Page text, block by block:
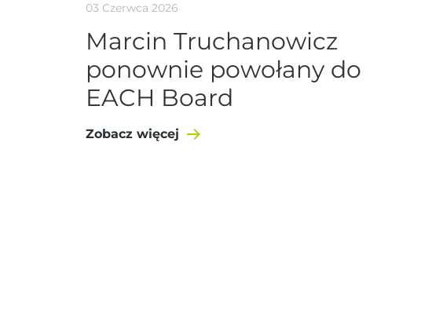
03 Czerwca 2026
Marcin Truchanowicz
ponownie powołany do
EACH Board
Zobacz więcej